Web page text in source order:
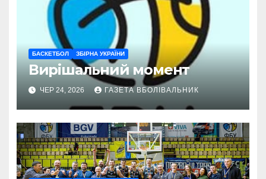
БАСКЕТБОЛ ЗБІРНА УКРАЇНИ
Вирішальний момент
ЧЕР 24, 2026 ГАЗЕТА ВБОЛІВАЛЬНИК